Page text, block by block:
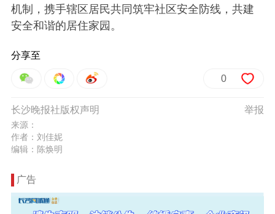
机制，携手辖区居民共同筑牢社区安全防线，共建
安全和谐的居住家园。
分享至
0
举报
长沙晚报社版权声明
来源：
作者：刘佳妮
编辑：陈焕明
广告